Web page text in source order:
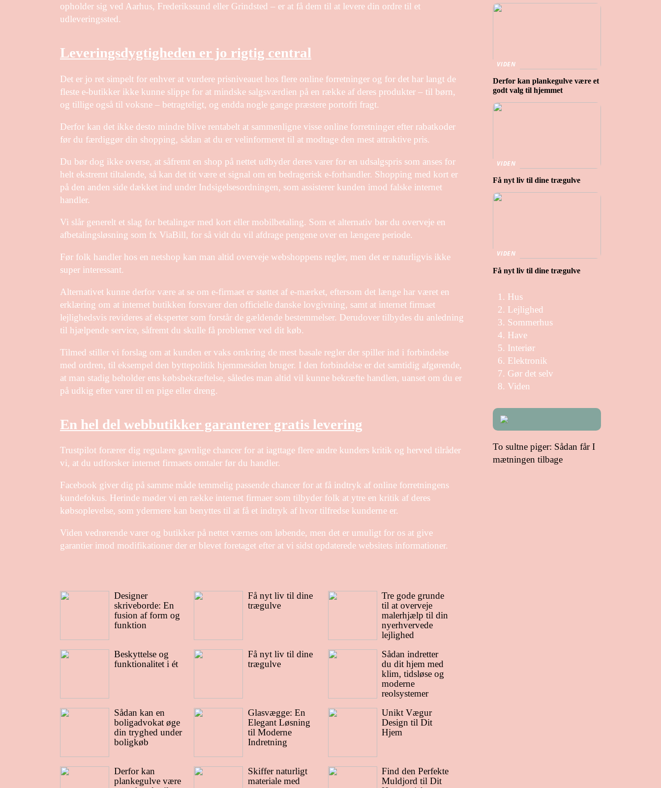
opholder sig ved Aarhus, Frederikssund eller Grindsted – er at få dem til at levere din ordre til et
udleveringssted.
Leveringsdygtigheden er jo rigtig central
Det er jo ret simpelt for enhver at vurdere prisniveauet hos flere online forretninger og for det har langt de
fleste e-butikker ikke kunne slippe for at mindske salgsværdien på en række af deres produkter – til børn,
og tillige også til voksne – betragteligt, og endda nogle gange præstere portofri fragt.
Derfor kan det ikke desto mindre blive rentabelt at sammenligne visse online forretninger efter rabatkoder
før du færdiggør din shopping, sådan at du er velinformeret til at modtage den mest attraktive pris.
Du bør dog ikke overse, at såfremt en shop på nettet udbyder deres varer for en udsalgspris som anses for
helt ekstremt tiltalende, så kan det tit være et signal om en bedragerisk e-forhandler. Shopping med kort er
på den anden side dækket ind under Indsigelsesordningen, som assisterer kunden imod falske internet
handler.
Vi slår generelt et slag for betalinger med kort eller mobilbetaling. Som et alternativ bør du overveje en
afbetalingsløsning som fx ViaBill, for så vidt du vil afdrage pengene over en længere periode.
Før folk handler hos en netshop kan man altid overveje webshoppens regler, men det er naturligvis ikke
super interessant.
Alternativet kunne derfor være at se om e-firmaet er støttet af e-mærket, eftersom det længe har været en
erklæring om at internet butikken forsvarer den officielle danske lovgivning, samt at internet firmaet
lejlighedsvis revideres af eksperter som forstår de gældende bestemmelser. Derudover tilbydes du anledning
til hjælpende service, såfremt du skulle få problemer ved dit køb.
Tilmed stiller vi forslag om at kunden er vaks omkring de mest basale regler der spiller ind i forbindelse
med ordren, til eksempel den byttepolitik hjemmesiden bruger. I den forbindelse er det samtidig afgørende,
at man stadig beholder ens købsbekræftelse, således man altid vil kunne bekræfte handlen, uanset om du er
på udkig efter varer til en pige eller dreng.
En hel del webbutikker garanterer gratis levering
Trustpilot forærer dig regulære gavnlige chancer for at iagttage flere andre kunders kritik og herved tilråder
vi, at du udforsker internet firmaets omtaler før du handler.
Facebook giver dig på samme måde temmelig passende chancer for at få indtryk af online forretningens
kundefokus. Herinde møder vi en række internet firmaer som tilbyder folk at ytre en kritik af deres
købsoplevelse, som ydermere kan benyttes til at få et indtryk af hvor tilfredse kunderne er.
Viden vedrørende varer og butikker på nettet værnes om løbende, men det er umuligt for os at give
garantier imod modifikationer der er blevet foretaget efter at vi sidst opdaterede websitets informationer.
Designer
skriveborde: En
fusion af form og
funktion
Beskyttelse og
funktionalitet i ét
Sådan kan en
boligadvokat øge
din tryghed under
boligkøb
Derfor kan
plankegulve være
Få nyt liv til dine
trægulve
Få nyt liv til dine
trægulve
Glasvægge: En
Elegant Løsning
til Moderne
Indretning
Skiffer naturligt
materiale med
Tre gode grunde
til at overveje
malerhjælp til din
nyerhvervede
lejlighed
Sådan indretter
du dit hjem med
klim, tidsløse og
moderne
reolsystemer
Unikt Vægur
Design til Dit
Hjem
Find den Perfekte
Muldjord til Dit
VIDEN
Derfor kan plankegulve være et
godt valg til hjemmet
VIDEN
Få nyt liv til dine trægulve
VIDEN
Få nyt liv til dine trægulve
Hus
Lejlighed
Sommerhus
Have
Interiør
Elektronik
Gør det selv
Viden
To sultne piger: Sådan får I
mætningen tilbage